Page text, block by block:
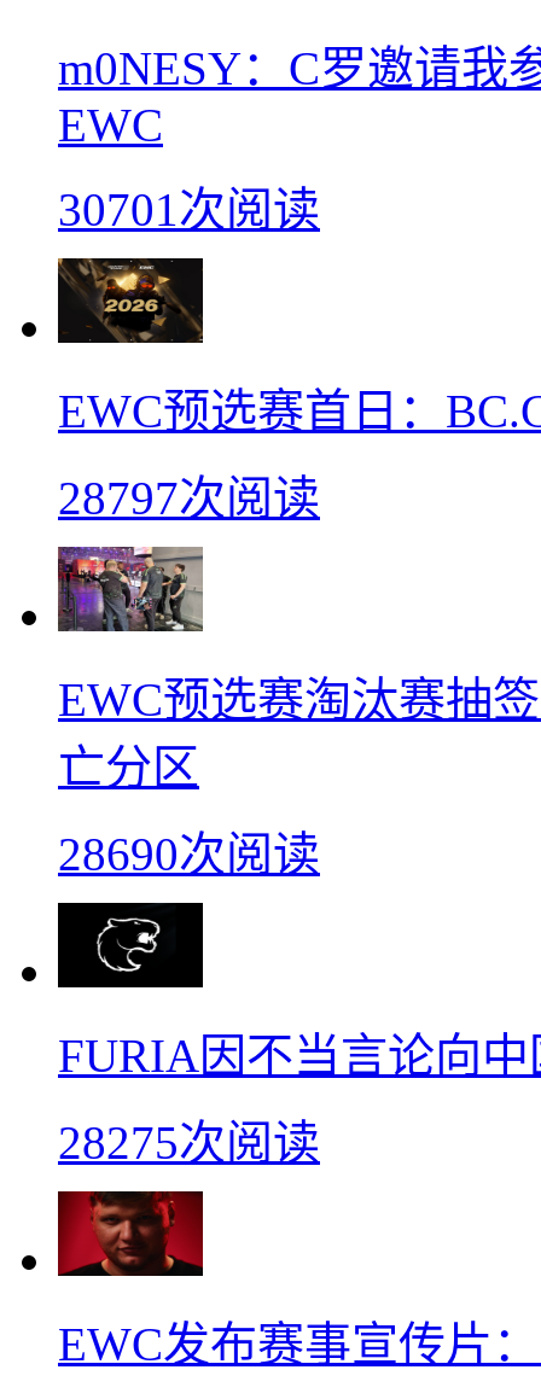
m0NESY：C罗邀请我
EWC
30701次阅读
EWC预选赛首日：
28797次阅读
EWC预选赛淘汰赛抽
亡分区
28690次阅读
FURIA因不当言论向
28275次阅读
EWC发布赛事宣传片